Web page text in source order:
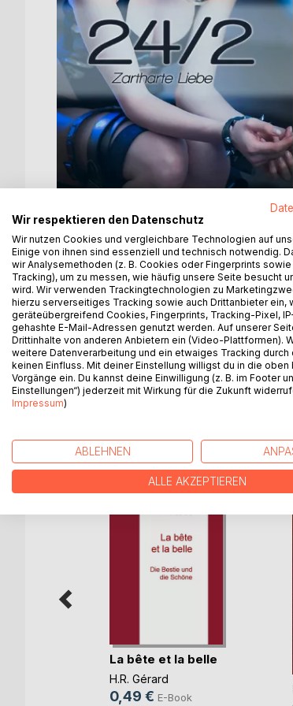
BESCHREIBUNG
Zweimal vierundzwanzig Stunden,
Dominanz und Unterwerfung. Erfüllte
Geschichte hat sich genau so
anders, die Details sind immer
AUTOR/IN
WEITERE TITEL
La bête et la belle
H.R. Gérard
0,49 € E-Book
Wir respektieren den Datenschutz
Wir nutzen Cookies und vergleichbare Technologien auf
Einige von ihnen sind essenziell und technisch notwendig.
wir Analysemethoden (z. B. Cookies oder Fingerprints
Tracking), um zu messen, wie häufig unsere Seite besucht
wird. Wir verwenden Trackingtechnologien zu
hierzu serverseitiges Tracking sowie auch Drittanbieter ein,
geräteübergreifend Cookies, Fingerprints, Tracking-Pixel,
gehashte E-Mail-Adressen genutzt werden. Auf unserer
Drittinhalte von anderen Anbietern ein (Video-Plattformen).
weitere Datenverarbeitung und ein etwaiges Tracking durch
keinen Einfluss. Mit deiner Einstellung willigst du in die
Vorgänge ein. Du kannst deine Einwilligung (z. B. im Footer
Einstellungen“) jederzeit mit Wirkung für die Zukunft
Impressum)
ABLEHNEN
ALLE AKZEPTIEREN